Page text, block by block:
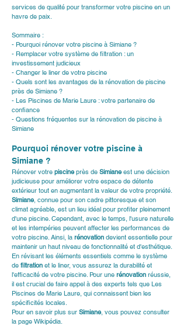
services de qualité pour transformer votre piscine en un
havre de paix.
Sommaire :
- Pourquoi rénover votre piscine à Simiane ?
- Remplacer votre système de filtration : un
investissement judicieux
- Changer le liner de votre piscine
- Quels sont les avantages de la rénovation de piscine
près de Simiane ?
- Les Piscines de Marie Laure : votre partenaire de
confiance
- Questions fréquentes sur la rénovation de piscine à
Simiane
Pourquoi rénover votre piscine à
Simiane ?
Rénover votre piscine près de Simiane est une décision
judicieuse pour améliorer votre espace de détente
extérieur tout en augmentant la valeur de votre propriété.
Simiane, connue pour son cadre pittoresque et son
climat agréable, est un lieu idéal pour profiter pleinement
d'une piscine. Cependant, avec le temps, l'usure naturelle
et les intempéries peuvent affecter les performances de
votre piscine. Ainsi, la rénovation devient essentielle pour
maintenir un haut niveau de fonctionnalité et d'esthétique.
En révisant les éléments essentiels comme le système
de filtration et le liner, vous assurez la durabilité et
l'efficacité de votre piscine. Pour une rénovation réussie,
il est crucial de faire appel à des experts tels que Les
Piscines de Marie Laure, qui connaissent bien les
spécificités locales.
Pour en savoir plus sur Simiane, vous pouvez consulter
la page Wikipédia.